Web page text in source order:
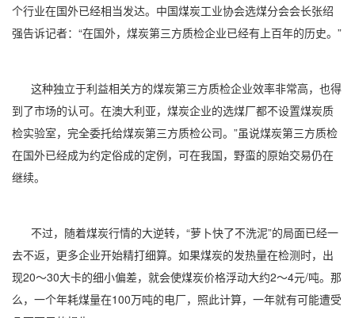
个行业在国外已经相当发达。中国煤炭工业协会选煤分会会长张绍
强告诉记者：“在国外，煤炭第三方质检企业已经有上百年的历史。”
这种独立于利益相关方的煤炭第三方质检企业效率非常高，也得
到了市场的认可。在澳大利亚，煤炭企业的选煤厂都不设置煤炭质
检实验室，完全委托给煤炭第三方质检公司。”虽说煤炭第三方质检
在国外已经成为约定俗成的定例，可在我国，野蛮的原始交易仍在
继续。
不过，随着煤炭行情的大逆转，“萝卜快了不洗泥”的局面已经一
去不返，更多企业开始精打细算。如果煤炭的发热量在检测时，出
现20～30大卡的细小偏差，就会使煤炭价格浮动大约2～4元/吨。那
么，一个年耗煤量在100万吨的电厂，照此计算，一年就有可能遭受